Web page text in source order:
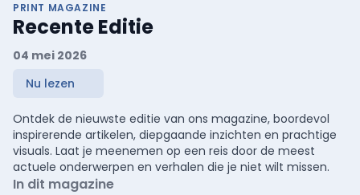
PRINT MAGAZINE
Recente Editie
04 mei 2026
Nu lezen
Ontdek de nieuwste editie van ons magazine, boordevol
inspirerende artikelen, diepgaande inzichten en prachtige
visuals. Laat je meenemen op een reis door de meest
actuele onderwerpen en verhalen die je niet wilt missen.
In dit magazine